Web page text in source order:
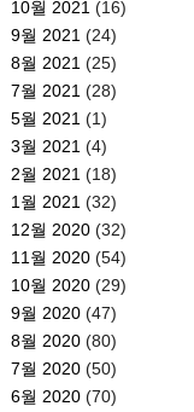
10월 2021 (16)
9월 2021 (24)
8월 2021 (25)
7월 2021 (28)
5월 2021 (1)
3월 2021 (4)
2월 2021 (18)
1월 2021 (32)
12월 2020(32)
11월 2020(54)
10월 2020(29)
9월 2020(47)
8월 2020(80)
7월 2020(50)
6월 2020(70)